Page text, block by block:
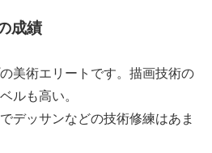
成績
美術エリートです。描画技術の
ルも高い。
デッサンなどの技術修練はあま